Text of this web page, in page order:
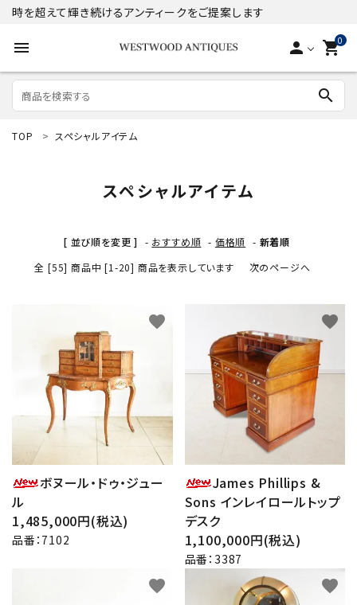
時を超えて輝き続けるアンティークをご提案します
menu person 0
shopping_cart
search
ログイン person 新規会員登録
コンテンツ
その他サービス
ご利用ガイド
プライバシーポリシー
特定商取引法について
お問い合わせ
TOP スペシャルアイテム
スペシャルアイテム
[ 並び順を変更 ] - おすすめ順 - 価格順 - 新着順
全 [55] 商品中 [1-20] 商品を表示しています
次のページへ
ボヌール・ドゥ・ジュー
ル
1,485,000円(税込)
品番：7102
favorite
James Phillips &
Sons インレイロールトップ
デスク
1,100,000円(税込)
品番：3387
favorite
favorite favorite